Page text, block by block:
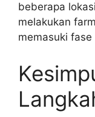
beberapa
melakukan
memasuki